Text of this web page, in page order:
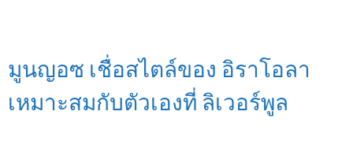
มูนญอซ เชื่อสไตล์ของ อิราโอลา
เหมาะสมกับตัวเองที่ ลิเวอร์พูล